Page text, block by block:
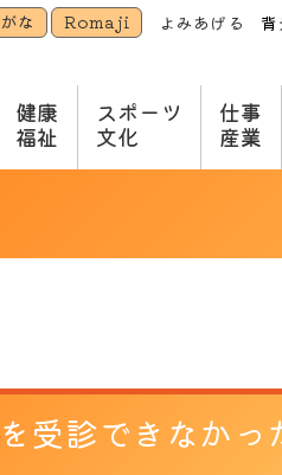
な Romaji よみあげる
健康
福祉
スポーツ
文化
仕事
産業
受診できなかっ